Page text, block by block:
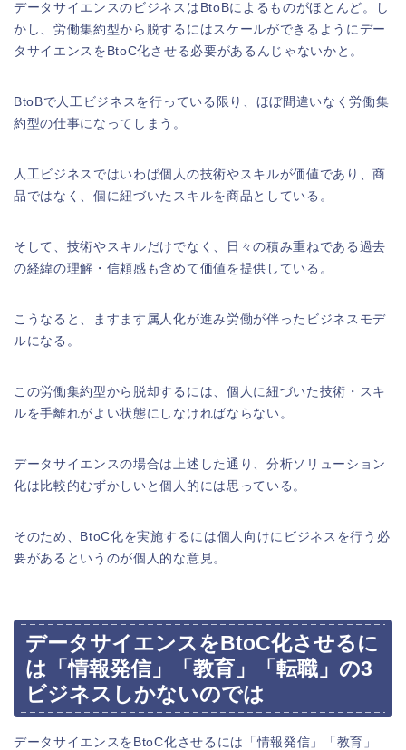
データサイエンスのビジネスはBtoBによるものがほとんど。し
かし、労働集約型から脱するにはスケールができるようにデー
タサイエンスをBtoC化させる必要があるんじゃないかと。
BtoBで人工ビジネスを行っている限り、ほぼ間違いなく労働集
約型の仕事になってしまう。
人工ビジネスではいわば個人の技術やスキルが価値であり、商
品ではなく、個に紐づいたスキルを商品としている。
そして、技術やスキルだけでなく、日々の積み重ねである過去
の経緯の理解・信頼感も含めて価値を提供している。
こうなると、ますます属人化が進み労働が伴ったビジネスモデ
ルになる。
この労働集約型から脱却するには、個人に紐づいた技術・スキ
ルを手離れがよい状態にしなければならない。
データサイエンスの場合は上述した通り、分析ソリューション
化は比較的むずかしいと個人的には思っている。
そのため、BtoC化を実施するには個人向けにビジネスを行う必
要があるというのが個人的な意見。
データサイエンスをBtoC化させるに
は「情報発信」「教育」「転職」の3
ビジネスしかないのでは
データサイエンスをBtoC化させるには「情報発信」「教育」